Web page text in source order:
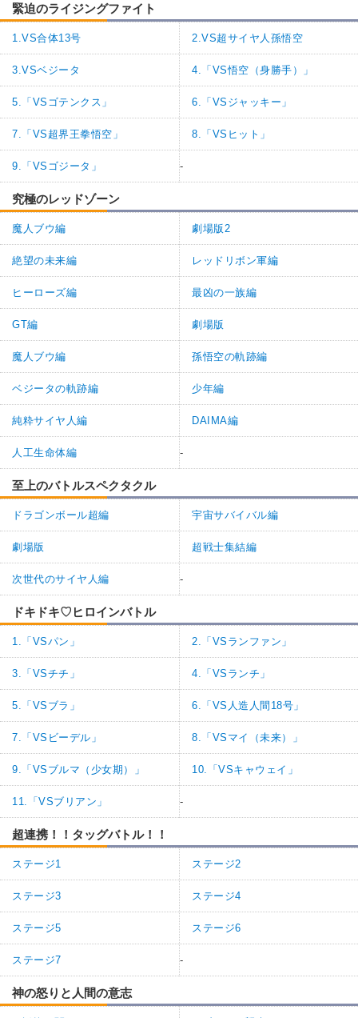
緊迫のライジングファイト
1.VS合体13号 2.VS超サイヤ人孫悟空
3.VSベジータ 4.「VS悟空（身勝手）」
5.「VSゴテンクス」 6.「VSジャッキー」
7.「VS超界王拳悟空」 8.「VSヒット」
9.「VSゴジータ」 -
究極のレッドゾーン
魔人ブウ編 劇場版2
絶望の未来編 レッドリボン軍編
ヒーローズ編 最凶の一族編
GT編 劇場版
魔人ブウ編 孫悟空の軌跡編
ベジータの軌跡編 少年編
純粋サイヤ人編 DAIMA編
人工生命体編 -
至上のバトルスペクタクル
ドラゴンボール超編 宇宙サバイバル編
劇場版 超戦士集結編
次世代のサイヤ人編 -
ドキドキ♡ヒロインバトル
1.「VSパン」 2.「VSランファン」
3.「VSチチ」 4.「VSランチ」
5.「VSブラ」 6.「VS人造人間18号」
7.「VSビーデル」 8.「VSマイ（未来）」
9.「VSブルマ（少女期）」 10.「VSキャウェイ」
11.「VSブリアン」 -
超連携！！タッグバトル！！
ステージ1 ステージ2
ステージ3 ステージ4
ステージ5 ステージ6
ステージ7 -
神の怒りと人間の意志